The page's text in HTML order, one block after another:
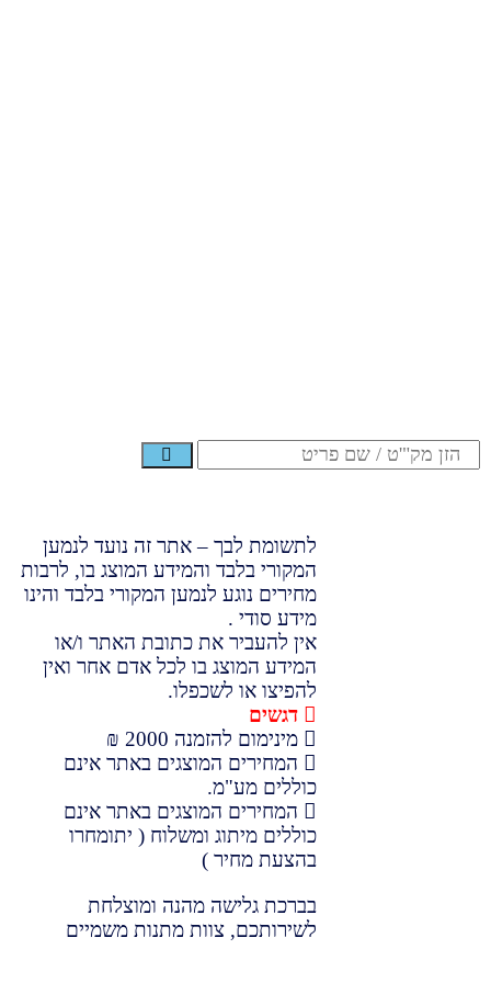
לתשומת לבך – אתר זה נועד לנמען
המקורי בלבד והמידע המוצג בו, לרבות
מחירים נוגע לנמען המקורי בלבד והינו
מידע סודי .
אין להעביר את כתובת האתר ו/או
המידע המוצג בו לכל אדם אחר ואין
להפיצו או לשכפלו.
דגשים
מינימום להזמנה 2000 ₪
המחירים המוצגים באתר אינם
כוללים מע"מ.
המחירים המוצגים באתר אינם
כוללים מיתוג ומשלוח ( יתומחרו
בהצעת מחיר )
בברכת גלישה מהנה ומוצלחת
לשירותכם, צוות מתנות משמיים